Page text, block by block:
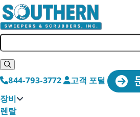
844-793-3772 고객 포털
장비
렌탈